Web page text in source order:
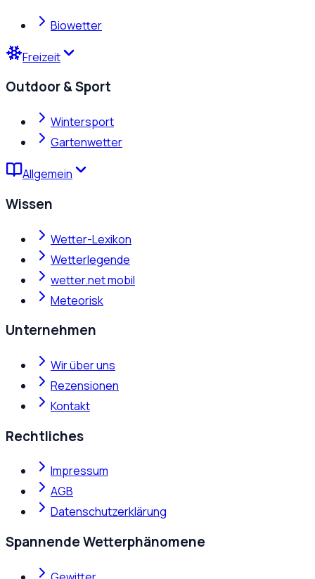
Biowetter
Freizeit
Outdoor & Sport
Wintersport
Gartenwetter
Allgemein
Wissen
Wetter-Lexikon
Wetterlegende
wetter.net mobil
Meteorisk
Unternehmen
Wir über uns
Rezensionen
Kontakt
Rechtliches
Impressum
AGB
Datenschutzerklärung
Spannende Wetterphänomene